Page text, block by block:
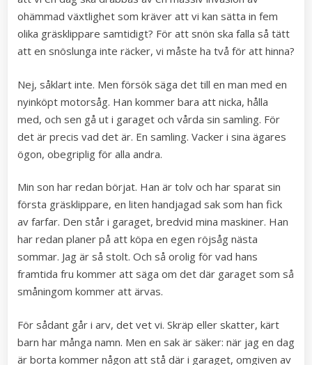
ohämmad växtlighet som kräver att vi kan sätta in fem
olika gräsklippare samtidigt? För att snön ska falla så tätt
att en snöslunga inte räcker, vi måste ha två för att hinna?
Nej, såklart inte. Men försök säga det till en man med en
nyinköpt motorsåg. Han kommer bara att nicka, hålla
med, och sen gå ut i garaget och vårda sin samling. För
det är precis vad det är. En samling. Vacker i sina ägares
ögon, obegriplig för alla andra.
Min son har redan börjat. Han är tolv och har sparat sin
första gräsklippare, en liten handjagad sak som han fick
av farfar. Den står i garaget, bredvid mina maskiner. Han
har redan planer på att köpa en egen röjsåg nästa
sommar. Jag är så stolt. Och så orolig för vad hans
framtida fru kommer att säga om det där garaget som så
småningom kommer att ärvas.
För sådant går i arv, det vet vi. Skräp eller skatter, kärt
barn har många namn. Men en sak är säker: när jag en dag
är borta kommer någon att stå där i garaget, omgiven av